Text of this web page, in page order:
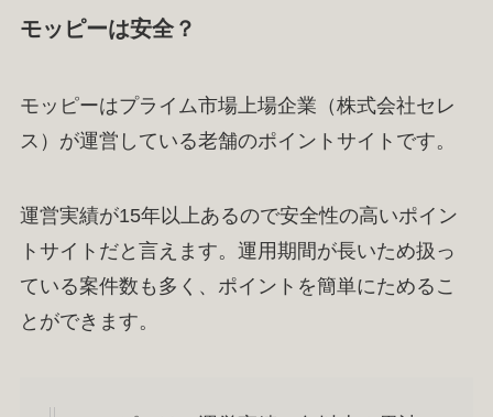
モッピーは安全？
モッピーはプライム市場上場企業（株式会社セレ
ス）が運営している老舗のポイントサイトです。
運営実績が15年以上あるので安全性の高いポイン
トサイトだと言えます。運用期間が長いため扱っ
ている案件数も多く、ポイントを簡単にためるこ
とができます。